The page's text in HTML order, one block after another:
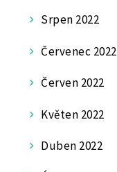
Srpen 2022
Červenec 2022
Červen 2022
Květen 2022
Duben 2022